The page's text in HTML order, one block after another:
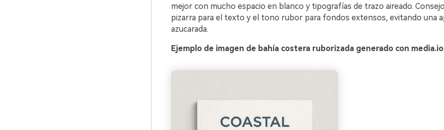
mejor con mucho espacio en blanco y tipografías de trazo aireado.
pizarra para el texto y el tono rubor para fondos extensos, evitando una
azucarada.
Ejemplo de imagen de bahía costera ruborizada generado con media.io